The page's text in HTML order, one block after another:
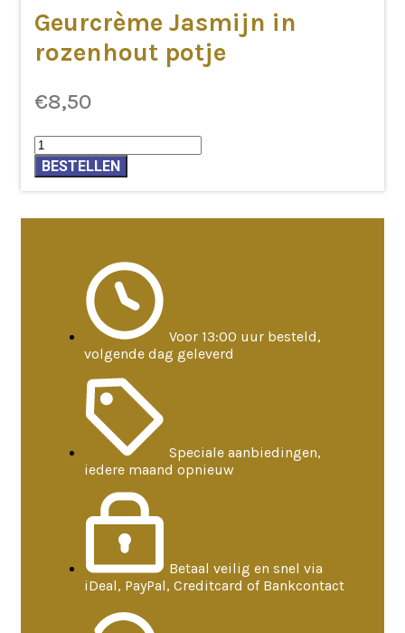
Geurcrème Jasmijn in
rozenhout potje
€8,50
Geurcrème
Jasmijn
in
rozenhout
BESTELLEN
Voor 13:00 uur besteld,
volgende dag geleverd
Speciale aanbiedingen,
iedere maand opnieuw
Betaal veilig en snel via
iDeal, PayPal, Creditcard of Bankcontact